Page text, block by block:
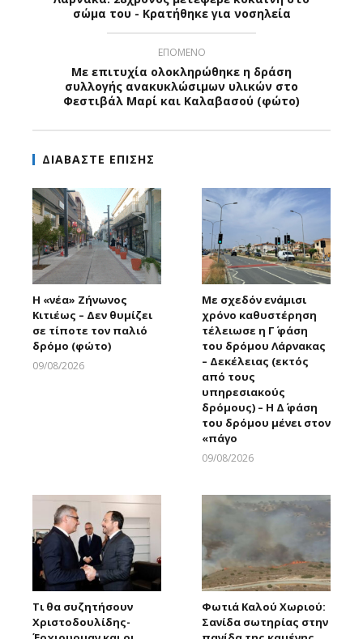
σώμα του - Κρατήθηκε για νοσηλεία
ΕΠΟΜΕΝΟ
Με επιτυχία ολοκληρώθηκε η δράση
συλλογής ανακυκλώσιμων υλικών στο
Φεστιβάλ Μαρί και Καλαβασού (φώτο)
ΔΙΑΒΑΣΤΕ ΕΠΙΣΗΣ
Η «νέα» Ζήνωνος
Κιτιέως – Δεν θυμίζει
σε τίποτε τον παλιό
δρόμο (φώτο)
09/08/2026
Με σχεδόν ενάμισι
χρόνο καθυστέρηση
τέλειωσε η Γ΄ φάση
του δρόμου Λάρνακας
– Δεκέλειας (εκτός
από τους
υπηρεσιακούς
δρόμους) – Η Δ΄ φάση
του δρόμου μένει στον
«πάγο
09/08/2026
Τι θα συζητήσουν
Χριστοδουλίδης-
Φωτιά Καλού Χωριού:
Σανίδα σωτηρίας στην